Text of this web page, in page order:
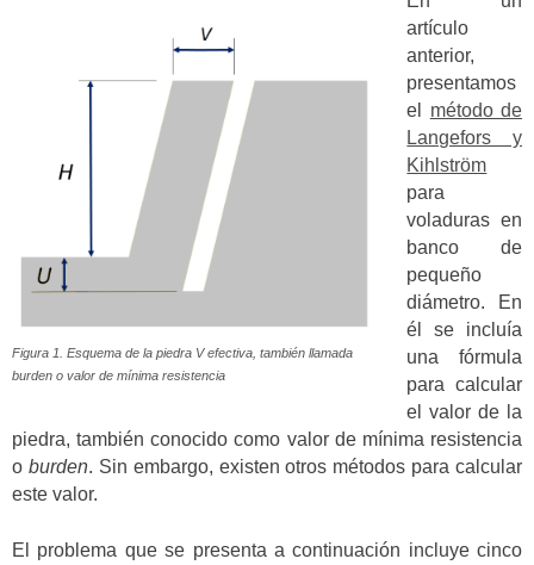
Figura 1. Esquema de la piedra Vefectiva, también llamada
burden o valor de mínima resistencia
artículo
anterior,
presentamos
el método de
Langefors y
Kihlström
para
voladuras en
banco de
pequeño
diámetro. En
él se incluía
una fórmula
para calcular
el valor de la
piedra, también conocido como valor de mínima resistencia
o burden. Sin embargo, existen otros métodos para calcular
este valor.
El problema que se presenta a continuación incluye cinco